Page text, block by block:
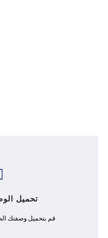
تحميل
قم بتحميل وصفتك